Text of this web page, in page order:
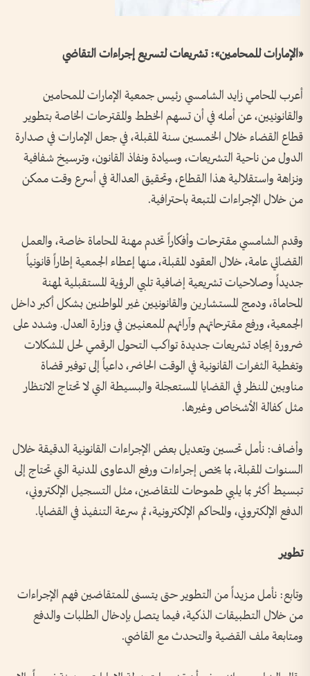
«الإمارات للمحامين»: تشريعات لتسريع إجراءات التقاضي
أعرب المحامي زايد الشامسي رئيس جمعية الإمارات للمحامين
والقانونيين، عن أمله في أن تسهم الخطط والمقترحات الخاصة بتطوير
قطاع القضاء خلال الخمسين سنة المقبلة، في جعل الإمارات في صدارة
الدول من ناحية التشريعات، وسيادة ونفاذ القانون، وترسيخ شفافية
ونزاهة واستقلالية هذا القطاع، وتحقيق العدالة في أسرع وقت ممكن
من خلال الإجراءات المتبعة باحترافية.
وقدم الشامسي مقترحات وأفكاراً تخدم مهنة المحاماة خاصة، والعمل
القضائي عامة، خلال العقود المقبلة، منها إعطاء الجمعية إطاراً قانونياً
جديداً وصلاحيات تشريعية إضافية تلبي الرؤية المستقبلية لمهنة
المحاماة، ودمج المستشارين والقانونيين غير المواطنين بشكل أكبر داخل
الجمعية، ورفع مقترحاتهم وآرائهم للمعنيين في وزارة العدل. وشدد على
ضرورة إيجاد تشريعات جديدة تواكب التحول الرقمي لحل المشكلات
وتغطية الثغرات القانونية في الوقت الحاضر، داعياً إلى توفير قضاة
مناوبين للنظر في القضايا المستعجلة والبسيطة التي لا تحتاج الانتظار
مثل كفالة الأشخاص وغيرها.
وأضاف: نأمل تحسين وتعديل بعض الإجراءات القانونية الدقيقة خلال
السنوات المقبلة، بما يخص إجراءات ورفع الدعاوى المدنية التي تحتاج إلى
تبسيط أكثر بما يلبي طموحات المتقاضين، مثل التسجيل الإلكتروني،
الدفع الإلكتروني، والمحاكم الإلكترونية، ثم سرعة التنفيذ في القضايا.
تطوير
وتابع: نأمل مزيداً من التطوير حتى يتسنى للمتقاضين فهم الإجراءات
من خلال التطبيقات الذكية، فيما يتصل بإدخال الطلبات والدفع
ومتابعة ملف القضية والتحدث مع القاضي.